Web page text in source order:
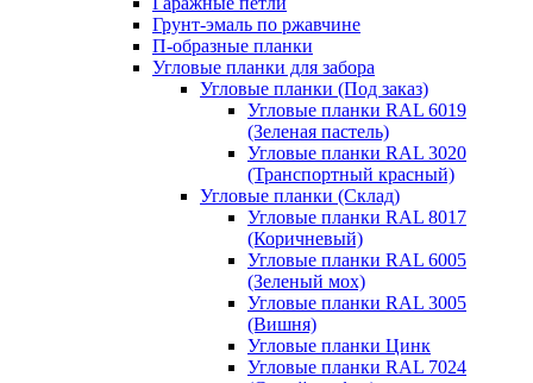
Грунт-эмаль по ржавчине
П-образные планки
Угловые планки для забора
Угловые планки (Под заказ)
Угловые планки RAL 6019
(Зеленая пастель)
Угловые планки RAL 3020
(Транспортный красный)
Угловые планки (Склад)
Угловые планки RAL 8017
(Коричневый)
Угловые планки RAL 6005
(Зеленый мох)
Угловые планки RAL 3005
(Вишня)
Угловые планки Цинк
Угловые планки RAL 7024